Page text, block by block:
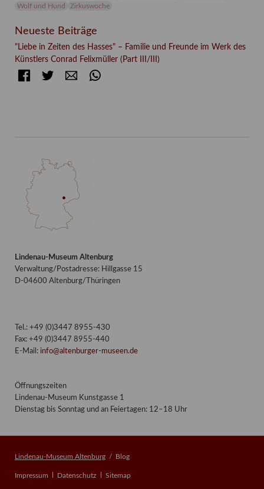
Wolf und Hund
Zirkuswoche
Neueste Beiträge
"Liebe in Zeiten des Hasses" – Familie und Freunde im Werk des
Künstlers Conrad Felixmüller (Part III/III)
FacebookTwitter E-mail
Lindenau-Museum Altenburg
Verwaltung/Postadresse: Hillgasse 15
D-04600 Altenburg/Thüringen
Tel.: +49 (0)3447 8955-430
Fax: +49 (0)3447 8955-440
E-Mail: info@altenburger-museen.de
Öffnungszeiten
Lindenau-Museum Kunstgasse 1
Dienstag bis Sonntag und an Feiertagen: 12–18 Uhr
Lindenau-Museum Altenburg Blog
Navigation
Impressum Datenschutz Sitemap